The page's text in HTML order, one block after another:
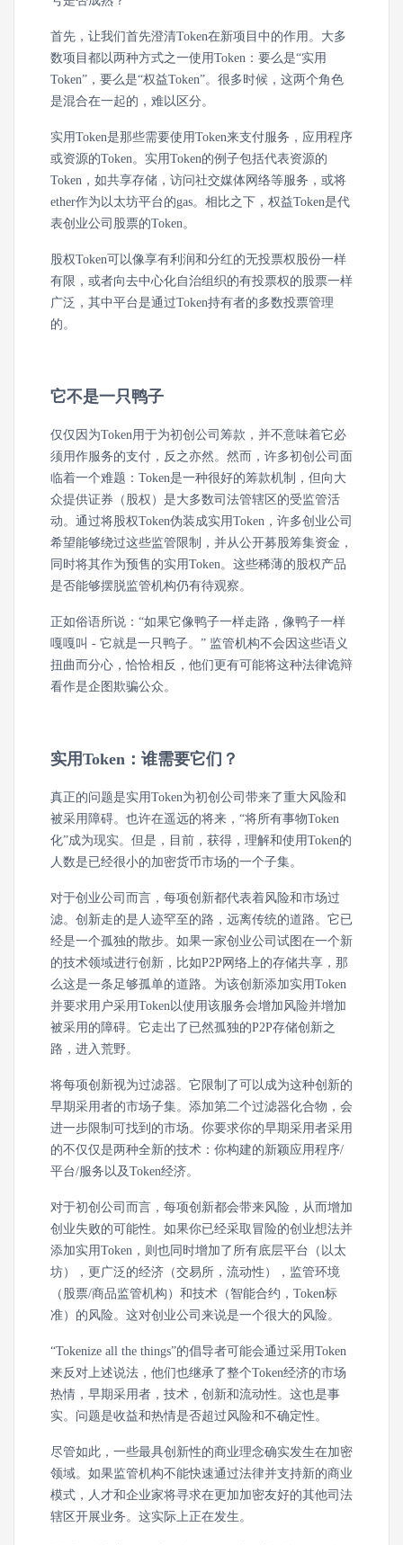
首先，让我们首先澄清Token在新项目中的作用。大多
数项目都以两种方式之一使用Token：要么是“实用
Token”，要么是“权益Token”。很多时候，这两个角色
是混合在一起的，难以区分。
实用Token是那些需要使用Token来支付服务，应用程序
或资源的Token。实用Token的例子包括代表资源的
Token，如共享存储，访问社交媒体网络等服务，或将
ether作为以太坊平台的gas。相比之下，权益Token是代
表创业公司股票的Token。
股权Token可以像享有利润和分红的无投票权股份一样
有限，或者向去中心化自治组织的有投票权的股票一样
广泛，其中平台是通过Token持有者的多数投票管理
的。
它不是一只鸭子
仅仅因为Token用于为初创公司筹款，并不意味着它必
须用作服务的支付，反之亦然。然而，许多初创公司面
临着一个难题：Token是一种很好的筹款机制，但向大
众提供证券（股权）是大多数司法管辖区的受监管活
动。通过将股权Token伪装成实用Token，许多创业公司
希望能够绕过这些监管限制，并从公开募股筹集资金，
同时将其作为预售的实用Token。这些稀薄的股权产品
是否能够摆脱监管机构仍有待观察。
正如俗语所说：“如果它像鸭子一样走路，像鸭子一样
嘎嘎叫 - 它就是一只鸭子。” 监管机构不会因这些语义
扭曲而分心，恰恰相反，他们更有可能将这种法律诡辩
看作是企图欺骗公众。
实用Token：谁需要它们？
真正的问题是实用Token为初创公司带来了重大风险和
被采用障碍。也许在遥远的将来，“将所有事物Token
化”成为现实。但是，目前，获得，理解和使用Token的
人数是已经很小的加密货币市场的一个子集。
对于创业公司而言，每项创新都代表着风险和市场过
滤。创新走的是人迹罕至的路，远离传统的道路。它已
经是一个孤独的散步。如果一家创业公司试图在一个新
的技术领域进行创新，比如P2P网络上的存储共享，那
么这是一条足够孤单的道路。为该创新添加实用Token
并要求用户采用Token以使用该服务会增加风险并增加
被采用的障碍。它走出了已然孤独的P2P存储创新之
路，进入荒野。
将每项创新视为过滤器。它限制了可以成为这种创新的
早期采用者的市场子集。添加第二个过滤器化合物，会
进一步限制可找到的市场。你要求你的早期采用者采用
的不仅仅是两种全新的技术：你构建的新颖应用程序/
平台/服务以及Token经济。
对于初创公司而言，每项创新都会带来风险，从而增加
创业失败的可能性。如果你已经采取冒险的创业想法并
添加实用Token，则也同时增加了所有底层平台（以太
坊），更广泛的经济（交易所，流动性），监管环境
（股票/商品监管机构）和技术（智能合约，Token标
准）的风险。这对创业公司来说是一个很大的风险。
“Tokenize all the things”的倡导者可能会通过采用Token
来反对上述说法，他们也继承了整个Token经济的市场
热情，早期采用者，技术，创新和流动性。这也是事
实。问题是收益和热情是否超过风险和不确定性。
尽管如此，一些最具创新性的商业理念确实发生在加密
领域。如果监管机构不能快速通过法律并支持新的商业
模式，人才和企业家将寻求在更加加密友好的其他司法
辖区开展业务。这实际上正在发生。